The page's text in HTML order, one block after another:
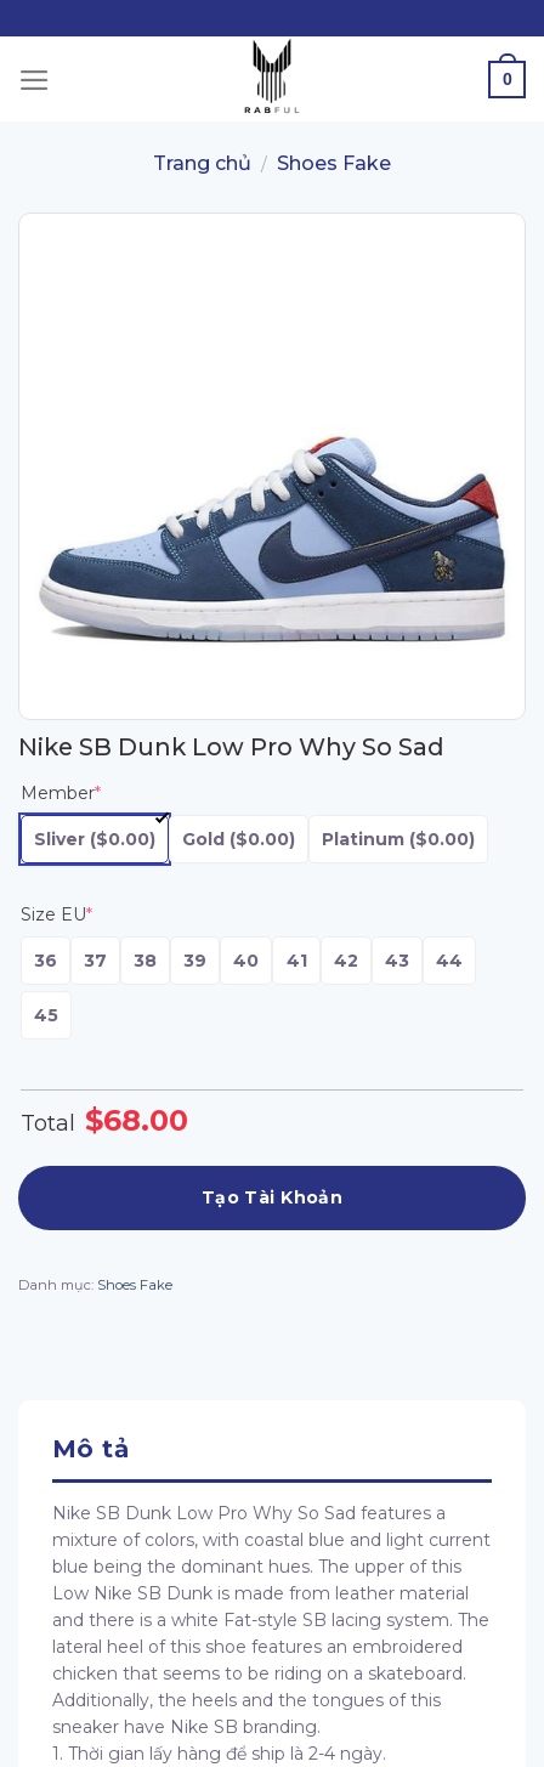
to
content
0
Trang chủ / Shoes Fake
Nike SB Dunk Low Pro Why So Sad
Member*
Sliver ($0.00) Gold ($0.00) Platinum ($0.00)
Size EU*
36 37 38 39 40 41 42 43 44
45
Total $68.00
Tạo Tài Khoản
Danh mục: Shoes Fake
Mô tả
Nike SB Dunk Low Pro Why So Sad features a
mixture of colors, with coastal blue and light current
blue being the dominant hues. The upper of this
Low Nike SB Dunk is made from leather material
and there is a white Fat-style SB lacing system. The
lateral heel of this shoe features an embroidered
chicken that seems to be riding on a skateboard.
Additionally, the heels and the tongues of this
sneaker have Nike SB branding.
1. Thời gian lấy hàng để ship là 2-4 ngày.